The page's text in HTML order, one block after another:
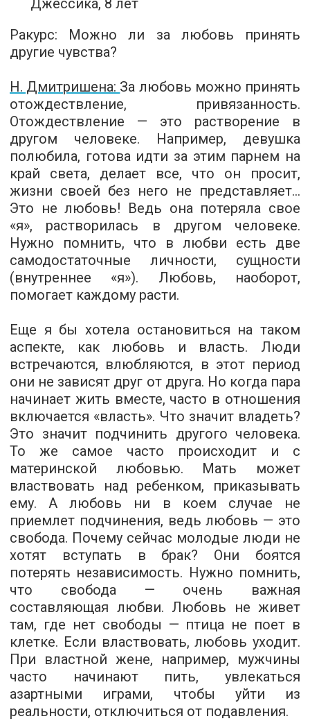
Джессика, 8 лет
Ракурс: Можно ли за любовь принять
другие чувства?
Н. Дмитришена: За любовь можно принять
отождествление, привязанность.
Отождествление — это растворение в
другом человеке. Например, девушка
полюбила, готова идти за этим парнем на
край света, делает все, что он просит,
жизни своей без него не представляет...
Это не любовь! Ведь она потеряла свое
«я», растворилась в другом человеке.
Нужно помнить, что в любви есть две
самодостаточные личности, сущности
(внутреннее «я»). Любовь, наоборот,
помогает каждому расти.
Еще я бы хотела остановиться на таком
аспекте, каклюбовь и власть. Люди
встречаются, влюбляются, в этот период
они не зависят друг от друга. Но когда пара
начинает жить вместе, часто в отношения
включается «власть». Что значит владеть?
Это значит подчинить другого человека.
То же самое часто происходит и с
материнской любовью. Мать может
властвовать над ребенком, приказывать
ему.А любовь ни в коем случае не
приемлет подчинения, ведь любовь — это
свобода. Почему сейчас молодые люди не
хотят вступать в брак? Они боятся
потерять независимость. Нужно помнить,
что свобода — очень важная
составляющая любви. Любовь не живет
там, где нет свободы — птица не поет в
клетке. Если властвовать, любовь уходит.
При властной жене, например, мужчины
часто начинают пить, увлекаться
азартными играми, чтобы уйти из
реальности, отключиться от подавления.